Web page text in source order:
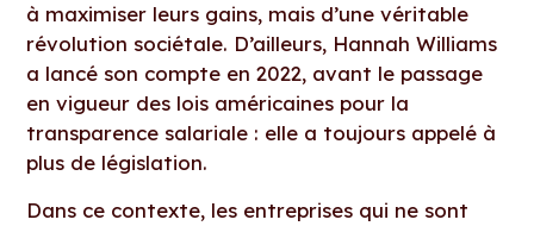
à maximiser leurs gains, mais d’une véritable
révolution sociétale. D’ailleurs, Hannah Williams
a lancé son compte en 2022, avant le passage
en vigueur des lois américaines pour la
transparence salariale : elle a toujours appelé à
plus de législation.
Dans ce contexte, les entreprises qui ne sont